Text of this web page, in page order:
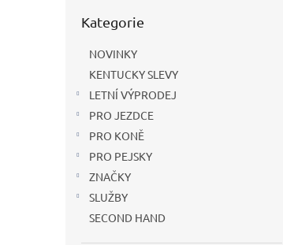
kategorie
Kategorie
NOVINKY
KENTUCKY SLEVY
LETNÍ VÝPRODEJ
PRO JEZDCE
PRO KONĚ
PRO PEJSKY
ZNAČKY
SLUŽBY
SECOND HAND